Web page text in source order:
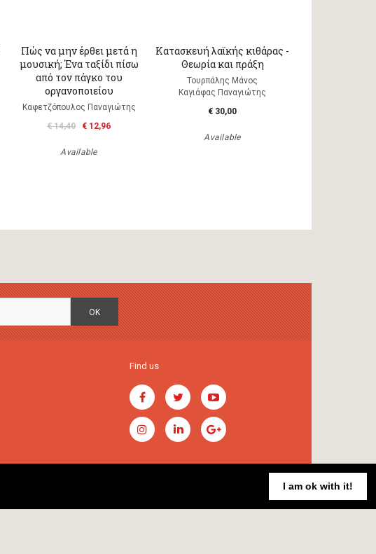
I am ok with it!
Πώς να μην έρθει μετά η
μουσική; Ένα ταξίδι πίσω
από τον πάγκο του
οργανοποιείου
Καφετζόπουλος Παναγιώτης
€ 14,40
€ 12,96
Available
Κατασκευή λαϊκής κιθάρας -
Θεωρία και πράξη
Τουρπάλης Μάνος
Καγιάφας Παναγιώτης
€ 30,00
Available
OK
Find us
Handcrafted byRADIAL